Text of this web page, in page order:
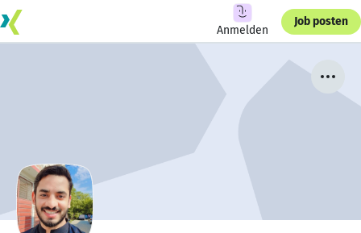
Anmelden
Job posten